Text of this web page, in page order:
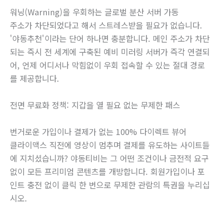
워닝(Warning)을 우회하는 글로벌 분산 서버 가동
주소가 차단되었다고 해서 스트레스받을 필요가 없습니다.
'야동추천'이라는 단어 하나면 충분합니다. 메인 주소가 차단
되는 즉시 전 세계에 구축된 예비 미러링 서버가 즉각 연결되
어, 언제 어디서나 막힘없이 우회 접속할 수 있는 절대 경로
를 제공합니다.
전면 무료화 정책: 지갑을 열 필요 없는 무제한 패스
번거로운 가입이나 결제가 없는 100% 다이렉트 뷰어
클라이맥스 직전에 영상이 멈추며 결제를 유도하는 사이트들
에 지치셨습니까? 야동티비는 그 어떤 조건이나 금전적 요구
없이 모든 프리미엄 콘텐츠를 개방합니다. 회원가입이나 포
인트 충전 없이 클릭 한 번으로 무제한 관람의 특권을 누리십
시오.